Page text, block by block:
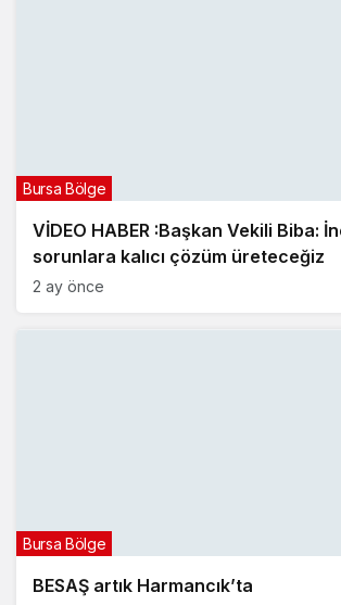
VİDEO HABER :Başkan Vekili Biba:
sorunlara kalıcı çözüm üreteceğiz
Bursa Bölge
2 ay önce
BESAŞ artık Harmancık’ta
Bursa Bölge